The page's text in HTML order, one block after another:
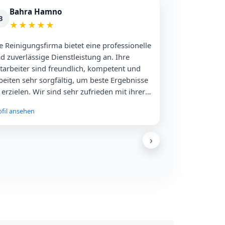
Bahra Hamno
★ ★ ★ ★ ★
Reinigungsfirma bietet eine professionelle
zuverlässige Dienstleistung an. Ihre
sind freundlich, kompetent und
sehr sorgfältig, um beste Ergebnisse
erzielen. Wir sind sehr zufrieden mit ihrer
ansehen
›